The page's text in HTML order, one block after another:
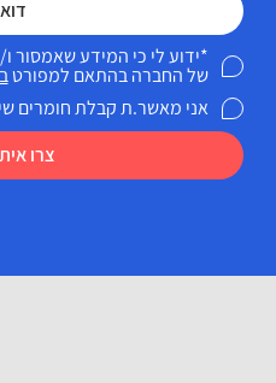
צרו
*ידוע לי כי המידע שאמסור
של החברה בהתאם למפורט
אני מאשר.ת קבלת חומרים